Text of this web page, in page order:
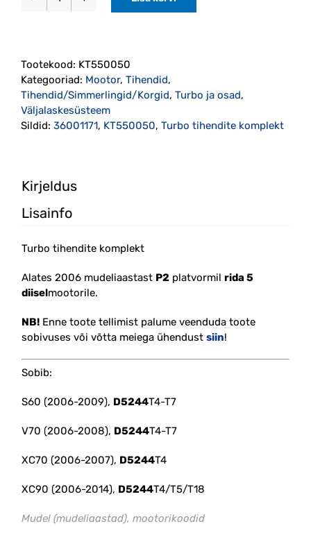
Turbo
D5
2006-
(KT550050)
FA1
kogus
Tootekood: KT550050
Kategooriad: Mootor, Tihendid,
Tihendid/Simmerlingid/Korgid, Turbo ja osad,
Väljalaskesüsteem
Sildid: 36001171, KT550050, Turbo tihendite komplekt
Kirjeldus
Lisainfo
Turbo tihendite komplekt
Alates 2006 mudeliaastast P2 platvormil rida 5
diiselmootorile.
NB! Enne toote tellimist palume veenduda toote
sobivuses või võtta meiega ühendust siin!
Sobib:
S60 (2006-2009), D5244T4-T7
V70 (2006-2008), D5244T4-T7
XC70 (2006-2007), D5244T4
XC90 (2006-2014), D5244T4/T5/T18
Mudel (mudeliaastad), mootorikoodid